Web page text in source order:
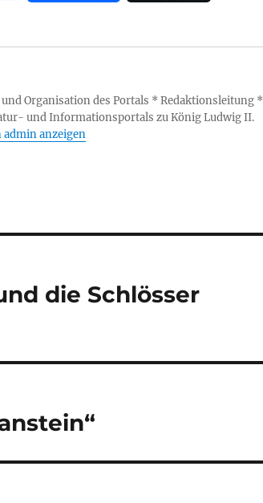
e
ss
n
g
er
Organisation des Portals * Redaktionsleitung *
und Informationsportals zu König Ludwig II.
admin anzeigen
die Schlösser